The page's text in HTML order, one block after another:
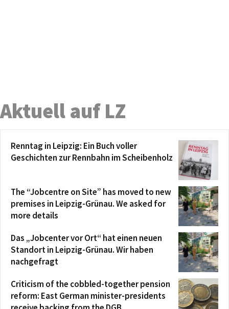
Aktuell auf LZ
Renntag in Leipzig: Ein Buch voller
Geschichten zur Rennbahn im Scheibenholz
The “Jobcentre on Site” has moved to new
premises in Leipzig-Grünau. We asked for
more details
Das „Jobcenter vor Ort“ hat einen neuen
Standort in Leipzig-Grünau. Wir haben
nachgefragt
Criticism of the cobbled-together pension
reform: East German minister-presidents